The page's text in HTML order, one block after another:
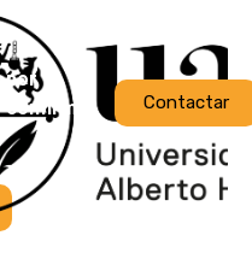
por
confirmar
Contactar